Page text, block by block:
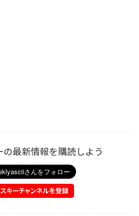
最新情報を購読しよう